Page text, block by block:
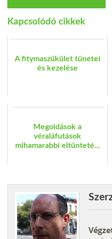
Kapcsolódó cikkek
A fitymaszűkület tünetei
és kezelése
Megoldások a
véraláfutások
mihamarabbi eltünteté...